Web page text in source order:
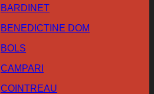
BARDINET
BENEDICTINE DOM
BOLS
CAMPARI
COINTREAU